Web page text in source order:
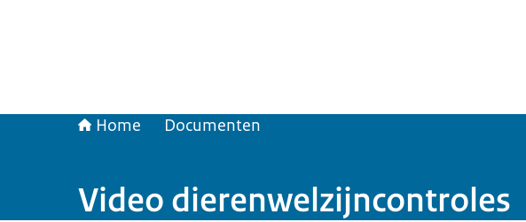
Home Documenten
Video dierenwelzijncontroles